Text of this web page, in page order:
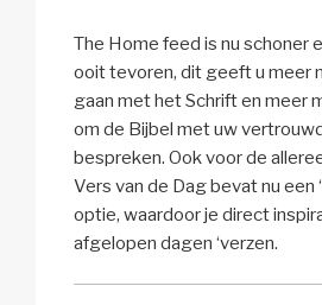
The Home feed is nu schoner
ooit tevoren, dit geeft u meer
gaan met het Schrift en meer
om de Bijbel met uw
bespreken. Ook voor de
Vers van de Dag bevat nu een
optie, waardoor je direct
afgelopen dagen ‘verzen.